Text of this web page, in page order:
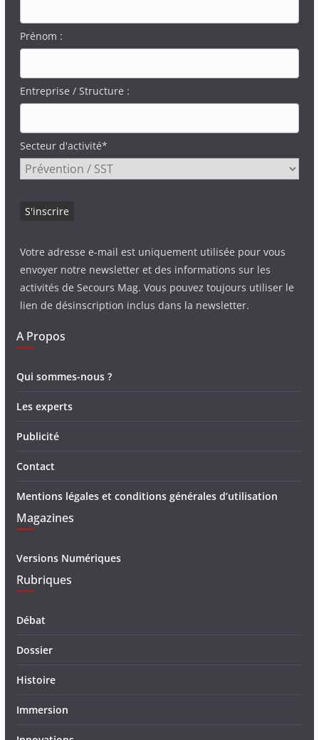
Prénom :
Entreprise / Structure :
Secteur d'activité*
Votre adresse e-mail est uniquement utilisée pour vous
envoyer notre newsletter et des informations sur les
activités de Secours Mag. Vous pouvez toujours utiliser le
lien de désinscription inclus dans la newsletter.
A Propos
Qui sommes-nous ?
Les experts
Publicité
Contact
Mentions légales et conditions générales d’utilisation
Magazines
Versions Numériques
Rubriques
Débat
Dossier
Histoire
Immersion